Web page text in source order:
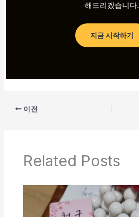
해드리겠습니다.
지금 시작하기
이전
Related Posts